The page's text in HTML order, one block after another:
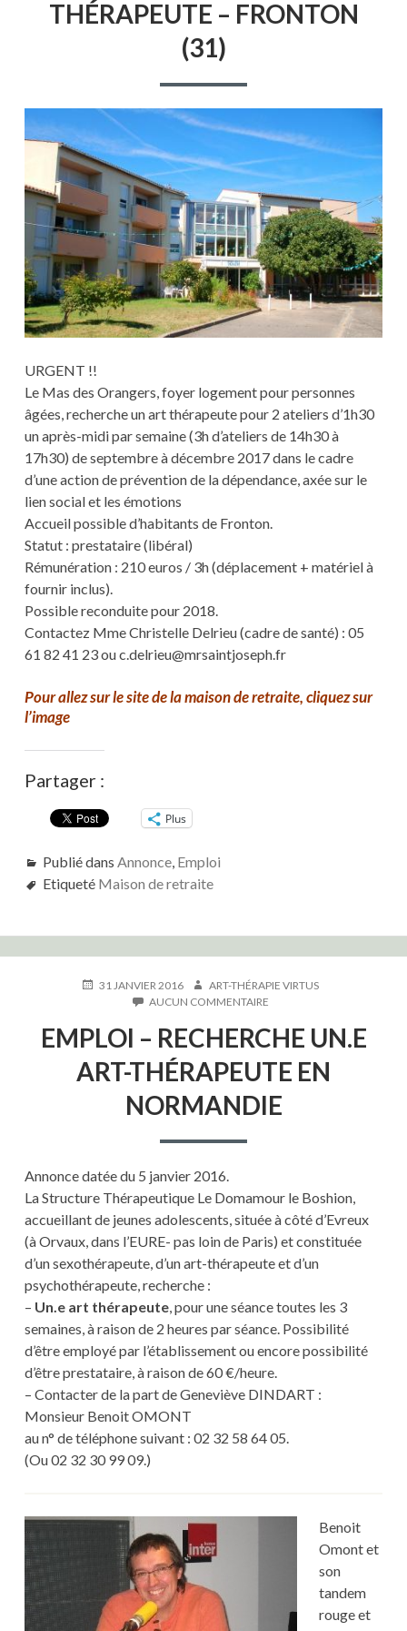
–
FRONTON
THÉRAPEUTE – FRONTON
(31)
URGENT !!
Le Mas des Orangers, foyer logement pour personnes
âgées, recherche un art thérapeute pour 2 ateliers d’1h30
un après-midi par semaine (3h d’ateliers de 14h30 à
17h30) de septembre à décembre 2017 dans le cadre
d’une action de prévention de la dépendance, axée sur le
lien social et les émotions
Accueil possible d’habitants de Fronton.
Statut : prestataire (libéral)
Rémunération : 210 euros / 3h (déplacement + matériel à
fournir inclus).
Possible reconduite pour 2018.
Contactez Mme Christelle Delrieu (cadre de santé) : 05
61 82 41 23 ou c.delrieu@mrsaintjoseph.fr
Pour allez sur le site de la maison de retraite, cliquez sur
l’image
Partager :
Plus
Publié dans Annonce, Emploi
Etiqueté Maison de retraite
PUBLIÉ31 JANVIER 2016 AUTEUR
ART-THÉRAPIE VIRTUS
AUCUN COMMENTAIRE
–
RECHERCHE
UN.E
ART-
THÉRAPEUTE
EN
EMPLOI – RECHERCHE UN.E
ART-THÉRAPEUTE EN
NORMANDIE
Annonce datée du 5 janvier 2016.
La Structure Thérapeutique Le Domamour le Boshion,
accueillant de jeunes adolescents, située à côté d’Evreux
(à Orvaux, dans l’EURE- pas loin de Paris) et constituée
d’un sexothérapeute, d’un art-thérapeute et d’un
psychothérapeute, recherche :
– Un.e art thérapeute, pour une séance toutes les 3
semaines, à raison de 2 heures par séance. Possibilité
d’être employé par l’établissement ou encore possibilité
d’être prestataire, à raison de 60 €/heure.
– Contacter de la part de Geneviève DINDART :
Monsieur Benoit OMONT
au n° de téléphone suivant : 02 32 58 64 05.
(Ou 02 32 30 99 09.)
Benoit
Omont et
son
tandem
rouge et